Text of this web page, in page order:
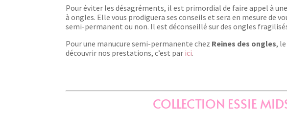
Pour éviter les désagréments, il est primordial de faire appel à
à ongles. Elle vous prodiguera ses conseils et sera en mesure de
semi-permanent ou non. Il est déconseillé sur des ongles
Pour une manucure semi-permanente chez Reines des ongles,
découvrir nos prestations, c’est par ici.
COLLECTION ESSIE